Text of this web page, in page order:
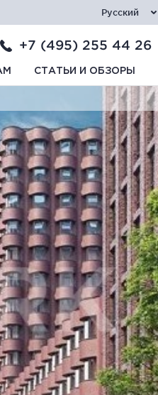
Русский
+7 (495) 255 44 26
СТАТЬИ И ОБЗОРЫ